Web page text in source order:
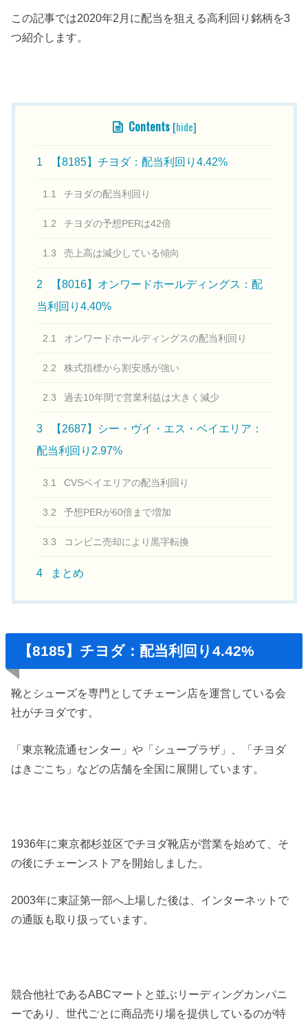
この記事では2020年2月に配当を狙える高利回り銘柄を3
つ紹介します。
Contents [hide]
1 【8185】チヨダ：配当利回り4.42%
1.1 チヨダの配当利回り
1.2 チヨダの予想PERは42倍
1.3 売上高は減少している傾向
2
【8016】オンワードホールディングス：配
当利回り4.40%
2.1 オンワードホールディングスの配当利回り
2.2 株式指標から割安感が強い
2.3 過去10年間で営業利益は大きく減少
3
【2687】シー・ヴイ・エス・ベイエリア：
配当利回り2.97%
3.1 CVSベイエリアの配当利回り
3.2 予想PERが60倍まで増加
3.3 コンビニ売却により黒字転換
4 まとめ
【8185】チヨダ：配当利回り4.42%
靴とシューズを専門としてチェーン店を運営している会
社がチヨダです。
「東京靴流通センター」や「シュープラザ」、「チヨダ
はきごこち」などの店舗を全国に展開しています。
1936年に東京都杉並区でチヨダ靴店が営業を始めて、そ
の後にチェーンストアを開始しました。
2003年に東証第一部へ上場した後は、インターネットで
の通販も取り扱っています。
競合他社であるABCマートと並ぶリーディングカンパニ
ーであり、世代ごとに商品売り場を提供しているのが特